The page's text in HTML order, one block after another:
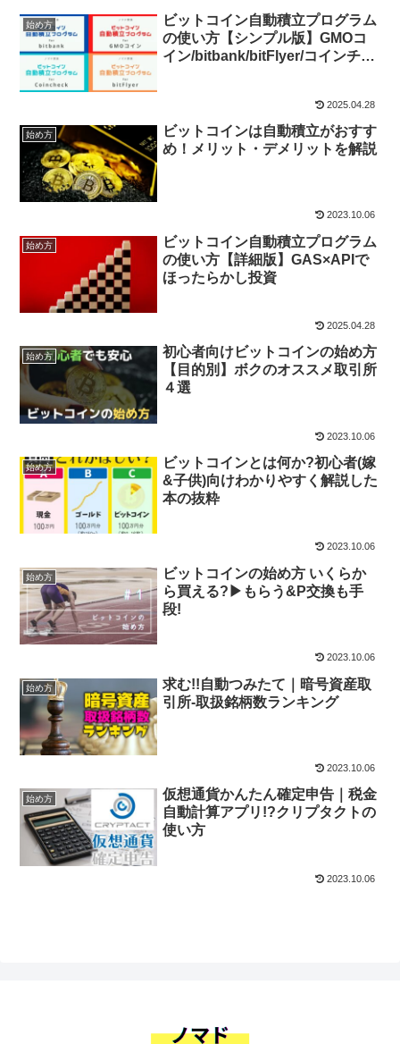
始め方
ビットコイン自動積立プログラム
の使い方【シンプル版】GMOコ
イン/bitbank/bitFlyer/コインチェ
2025.04.28
始め方
ビットコインは自動積立がおすす
め！メリット・デメリットを解説
2023.10.06
始め方
ビットコイン自動積立プログラム
の使い方【詳細版】GAS×APIで
ほったらかし投資
2025.04.28
始め方
初心者向けビットコインの始め方
【目的別】ボクのオススメ取引所
４選
2023.10.06
始め方
ビットコインとは何か?初心者(嫁
&子供)向けわかりやすく解説した
本の抜粋
2023.10.06
始め方
ビットコインの始め方 いくらか
ら買える?▶もらう&P交換も手
段!
2023.10.06
始め方
求む!!自動つみたて｜暗号資産取
引所-取扱銘柄数ランキング
2023.10.06
始め方
仮想通貨かんたん確定申告｜税金
自動計算アプリ!?クリプタクトの
使い方
2023.10.06